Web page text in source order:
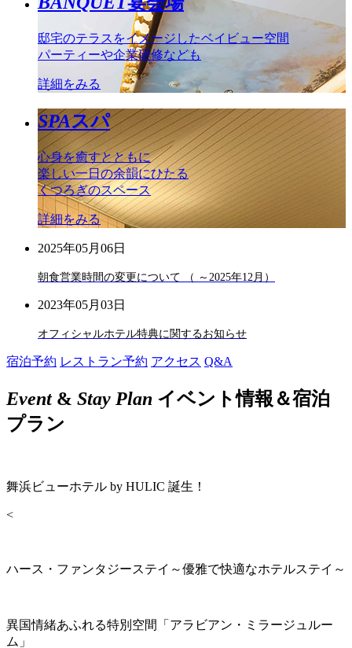
邸宅のテラスをイメージしたベイビュー空間
パーティーや企業研修なども
詳細をみる
SPAスパ
心身を癒すとともに
楽しい一日の余韻にひたる
くつろぎのスペース
詳細をみる
2025年05月06日
朝食営業時間の変更について （ ～2025年12月）
2023年05月03日
オフィシャルホテル特典に関するお知らせ
宿泊予約 レストラン予約 アクセス Q&A
Event& Stay Plan イベント情報＆宿泊
プラン
舞浜ビューホテル by HULIC 誕生！
<
ハース・ファンタジーステイ～優雅で快適なホテルステイ～
異国情緒あふれる特別空間「アラビアン・ミラージュルー
ム」